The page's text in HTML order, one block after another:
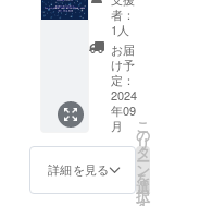
海凛
花・飯
塚シオ
ン・窪
田伊真)
・SP
カーテ
ンコー
ル台本
エンブ
レムタ
ペスト
リー(A1
サイズ
H841m
m×W59
4mm・
サイン
入り／
成瀬広
都・三
者：
1人
お届
け予
定：
2024
年09
月
詳細を見る
こ
の
リ
タ
ー
ン
を
選
択